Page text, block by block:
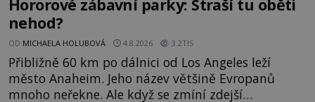
Hororové zábavní parky: Straší tu oběti
nehod?
OD MICHAELA HOLUBOVÁ 4.8.2026 3.2TIS
Přibližně 60 km po dálnici od Los Angeles leží
město Anaheim. Jeho název většině Evropanů
mnoho neřekne. Ale když se zmíní zdejší